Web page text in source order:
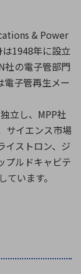
& Power
1948年に設立
社の電子管部門
電子管再生メー
立し、MPP社
サイエンス市場
イストロン、ジ
プルドキャビテ
います。